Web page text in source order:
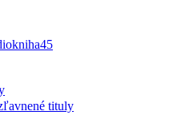
45
tituly